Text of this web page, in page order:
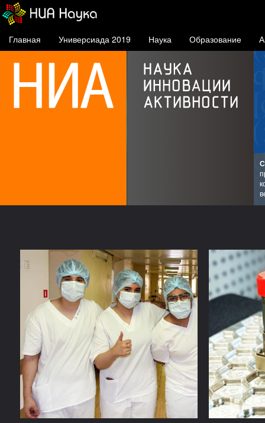
Главная Универсиада 2019 Наука Образование
5